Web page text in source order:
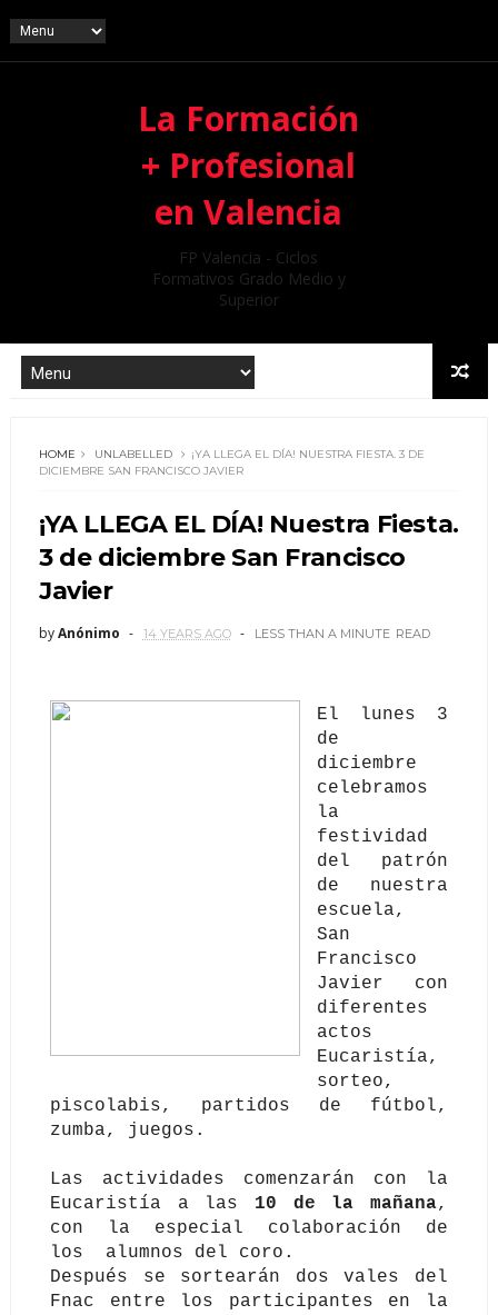
La Formación
+ Profesional
en Valencia
FP Valencia - Ciclos
Formativos Grado Medio y
Superior
HOME UNLABELLED
¡YA LLEGA EL DÍA! NUESTRA FIESTA. 3 DE
DICIEMBRE SAN FRANCISCO JAVIER
¡YA LLEGA EL DÍA! Nuestra Fiesta.
3 de diciembre San Francisco
Javier
byAnónimo 14 YEARS AGO LESS THAN A MINUTE READ
El lunes 3
de
diciembre
celebramos
la
festividad
del patrón
de nuestra
escuela,
San
Francisco
Javier con
diferentes
actos
Eucaristía,
sorteo,
piscolabis, partidos de fútbol,
zumba, juegos.
Las actividades comenzarán con la
Eucaristía a las 10 de la mañana,
con la especial colaboración de
los alumnos del coro.
Después se sortearán dos vales del
Fnac entre los participantes en la